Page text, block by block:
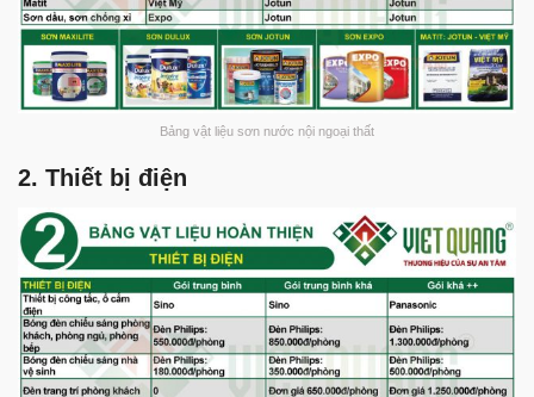
Bảng vật liệu sơn nước nội ngoại thất
2. Thiết bị điện